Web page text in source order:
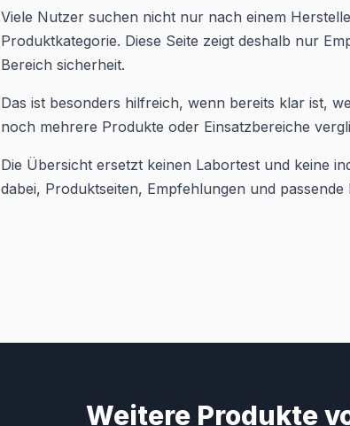
Viele Nutzer suchen nicht nur nach einem
Produktkategorie. Diese Seite zeigt deshalb nur
Bereich sicherheit.
Das ist besonders hilfreich, wenn bereits klar ist,
noch mehrere Produkte oder Einsatzbereiche
Die Übersicht ersetzt keinen Labortest und keine
dabei, Produktseiten, Empfehlungen und
Weitere Produkte